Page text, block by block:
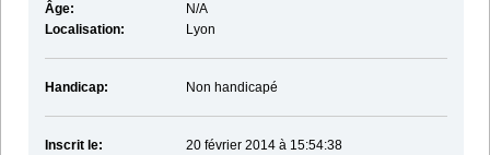
Âge:
N/A
Localisation:
Lyon
Handicap: Non handicapé
Inscrit le:
20 février 2014 à 15:54:38